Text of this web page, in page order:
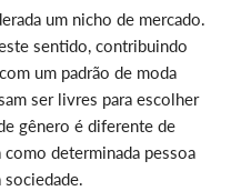
um nicho de mercado.
sentido, contribuindo
um padrão de moda
ser livres para escolher
gênero é diferente de
determinada pessoa